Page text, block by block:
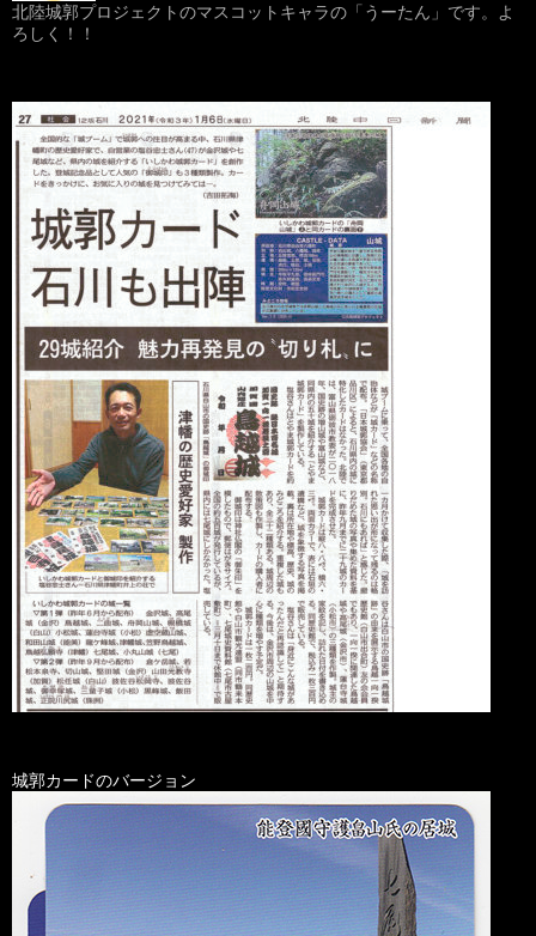
北陸城郭プロジェクトのマスコットキャラの「うーたん」です。よ
ろしく！！
城郭カードのバージョン